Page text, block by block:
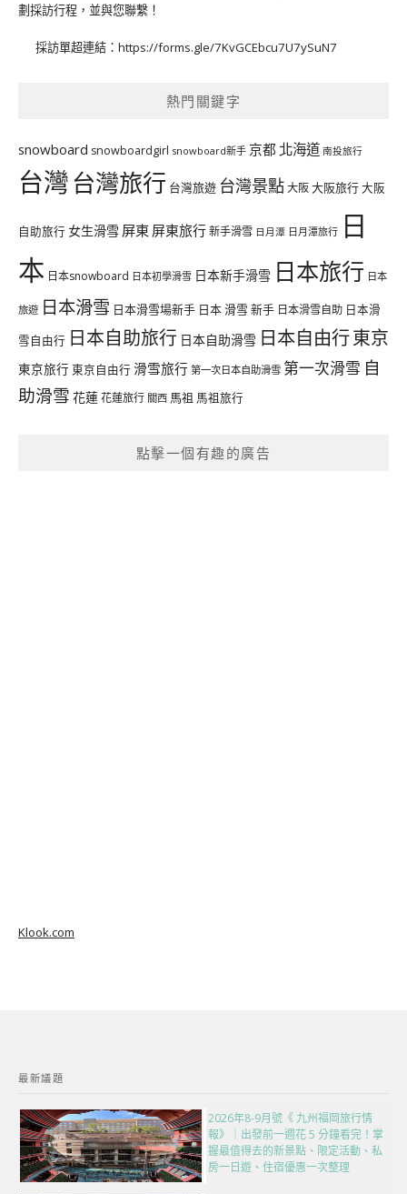
劃採訪行程，並與您聯繫！
採訪單超連結： https://forms.gle/7KvGCEbcu7U7ySuN7
熱門關鍵字
snowboard snowboardgirl snowboard新手 京都 北海道 南投旅行
台灣台灣旅行 台灣旅遊 台灣景點大阪大阪旅行大阪
自助旅行 女生滑雪 屏東 屏東旅行新手滑雪 日月潭 日月潭旅行 日
本 日本snowboard 日本初學滑雪 日本新手滑雪 日本旅行 日本
旅遊 日本滑雪 日本滑雪場新手 日本 滑雪 新手 日本滑雪自助 日本滑
雪自由行 日本自助旅行 日本自助滑雪 日本自由行東京
東京旅行 東京自由行 滑雪旅行 第一次日本自助滑雪 第一次滑雪 自
助滑雪 花蓮花蓮旅行 關西 馬祖 馬祖旅行
點擊一個有趣的廣告
Klook.com
最新議題
2026年8-9月號《 九州福岡旅行情
報》｜出發前一週花 5 分鐘看完！掌
握最值得去的新景點、限定活動、私
房一日遊、住宿優惠一次整理